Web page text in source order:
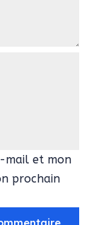
mail et mon
prochain